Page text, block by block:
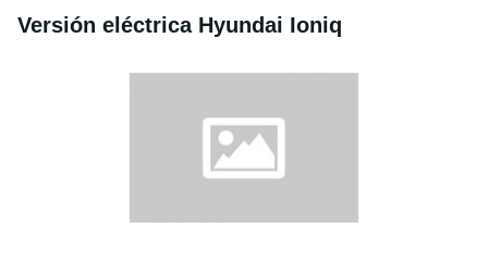
Versión eléctrica Hyundai Ioniq